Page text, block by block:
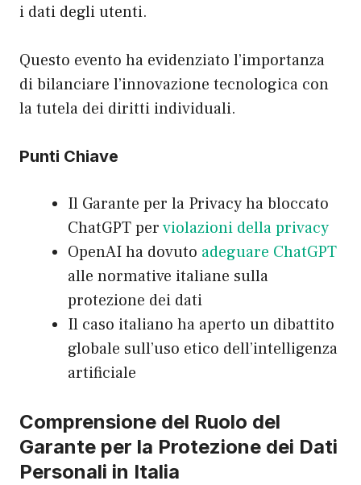
i dati degli utenti.
Questo evento ha evidenziato l’importanza
di bilanciare l’innovazione tecnologica con
la tutela dei diritti individuali.
Punti Chiave
Il Garante per la Privacy ha bloccato
ChatGPT perviolazioni della privacy
OpenAI ha dovuto adeguare ChatGPT
alle normative italiane sulla
protezione dei dati
Il caso italiano ha aperto un dibattito
globale sull’uso etico dell’intelligenza
artificiale
Comprensione del Ruolo del
Garante per la Protezione dei Dati
Personali in Italia